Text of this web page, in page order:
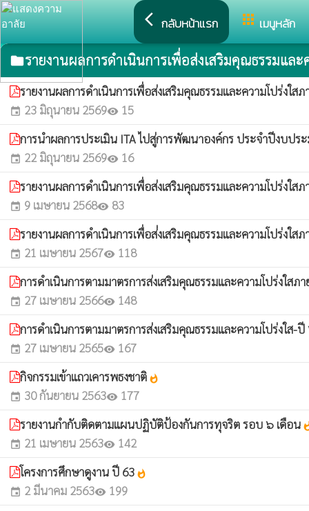
arrow_back_ios กลับหน้าแรก appsเมนูหลัก
folderรายงานผลการดำเนินการเพื่อส่งเสริมคุณธรรมแล
รายงานผลการดำเนินการเพื่อส่งเสริมคุณธรรมและความโปร่ง
event 23 มิถุนายน 2569visibility 15
การนำผลการประเมิน ITA ไปสู่การพัฒนาองค์กร ประจำปีงบป
event 22 มิถุนายน 2569visibility 16
รายงานผลการดำเนินการเพื่อส่งเสริมคุณธรรมและความโปร่งใ
event 9 เมษายน 2568visibility 83
รายงานผลการดำเนินการเพื่อส่่งเสริมคุณธรรมและความโปร่งใส
event 21 เมษายน 2567visibility 118
การดำเนินการตามมาตรการส่งเสริมคุณธรรมและความโปร่งใ
event 27 เมษายน 2566visibility 148
การดำเนินการตามมาตรการส่งเสริมคุณธรรมและความโปร่งใส-
event 27 เมษายน 2565visibility 167
กิจกรรมเข้าแถวเคารพธงชาติ whatshot
event 30 กันยายน 2563visibility 177
รายงานกำกับติดตามแผนปฏิบัติป้องกันการทุจริต รอบ ๖ เดือน
event 21 เมษายน 2563visibility 142
โครงการศึกษาดูงาน ปี 63 whatshot
event 2 มีนาคม 2563visibility 199